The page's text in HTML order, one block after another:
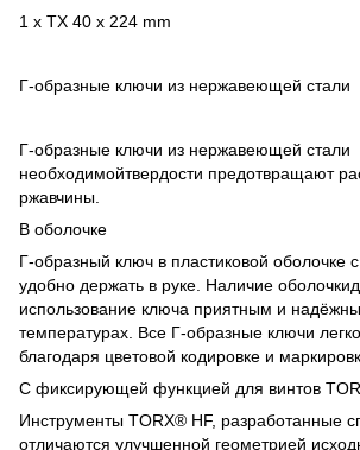
1 x TX 40 x 224 mm
Г-образные ключи из нержавеющей стали
Г-образные ключи из нержавеющей стали
необходимойтвердости предотвращают
ржавчины.
B оболочке
Г-образный ключ в пластиковой оболочке
удобно держать в руке. Наличие
использование ключа приятным и
температурах. Все Г-образные ключи
благодаря цветовой кодировке и
С фиксирующей функцией для винтов
Инструменты TORX® HF, разработанные
отличаются улучшенной геометрией